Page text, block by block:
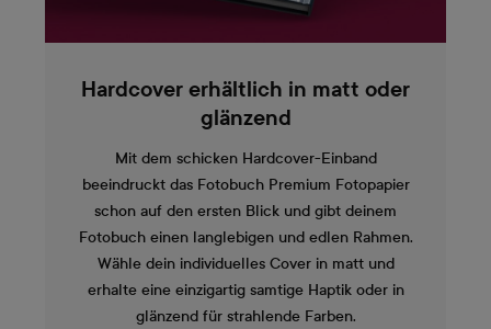
Hardcover erhältlich in matt oder
glänzend
Mit dem schicken Hardcover-Einband
beeindruckt das Fotobuch Premium Fotopapier
schon auf den ersten Blick und gibt deinem
Fotobuch einen langlebigen und edlen Rahmen.
Wähle dein individuelles Cover in matt und
erhalte eine einzigartig samtige Haptik oder in
glänzend für strahlende Farben.